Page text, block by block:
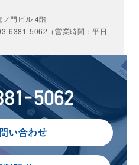
門ビル 4階
6381-5062（営業時間：平日